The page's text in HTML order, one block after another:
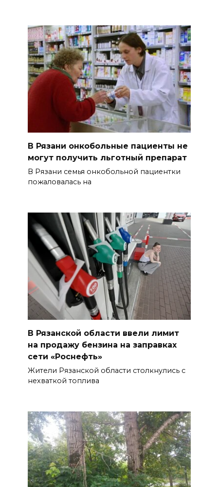
В Рязани онкобольные пациенты не
могут получить льготный препарат
В Рязани семья онкобольной пациентки
пожаловалась на
В Рязанской области ввели лимит
на продажу бензина на заправках
сети «Роснефть»
Жители Рязанской области столкнулись с
нехваткой топлива